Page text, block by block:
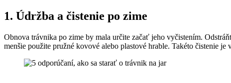
1. Údržba a čistenie po zime
Obnova trávnika po zime by mala určite začať jeho vyčistením.
menšie použite pružné kovové alebo plastové hrable. Takéto čistenie